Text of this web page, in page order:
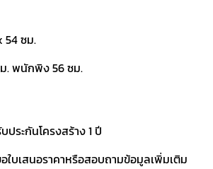
54 ซม.
. พนักพิง 56 ซม.
ประกันโครงสร้าง 1 ปี
บเสนอราคาหรือสอบถามข้อมูลเพิ่มเติม